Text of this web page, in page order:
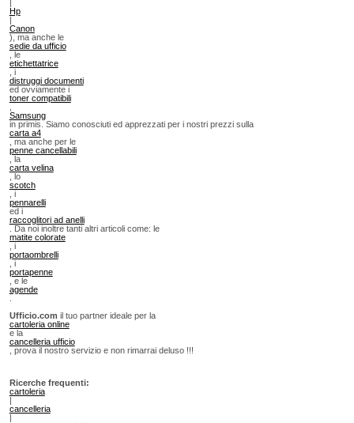
|
Hp
|
Canon
), ma anche le
sedie da ufficio
, le
etichettatrice
, i
distruggi documenti
ed ovviamente i
toner compatibili
Samsung
in primis. Siamo conosciuti ed apprezzati per i nostri prezzi sulla
carta a4
, ma anche per le
penne cancellabili
, la
carta velina
, lo
scotch
, i
pennarelli
ed i
raccoglitori ad anelli
. Da noi inoltre tanti altri articoli come: le
matite colorate
, i
portaombrelli
, i
portapenne
, e le
agende
Ufficio.com il tuo partner ideale per la
cartoleria online
e la
cancelleria ufficio
, prova il nostro servizio e non rimarrai deluso !!!
Ricerche frequenti:
cartoleria
|
cancelleria
|